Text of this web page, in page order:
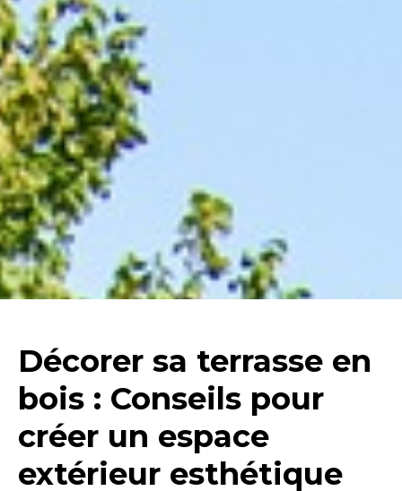
Décorer sa terrasse en
bois : Conseils pour
créer un espace
extérieur esthétique